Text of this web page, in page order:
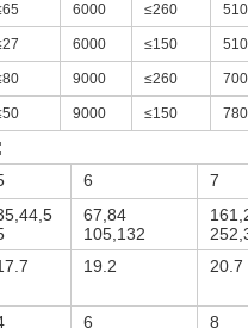
6000 ≤260
6000 ≤150
9000 ≤260
9000 ≤150
6
7
67,84
105,132
19.2 20.7
6 8